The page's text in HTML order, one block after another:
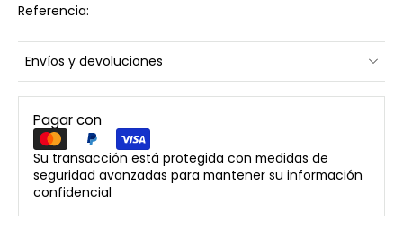
Referencia:
Envíos y devoluciones
Pagar con
Su transacción está protegida con medidas de
seguridad avanzadas para mantener su información
confidencial